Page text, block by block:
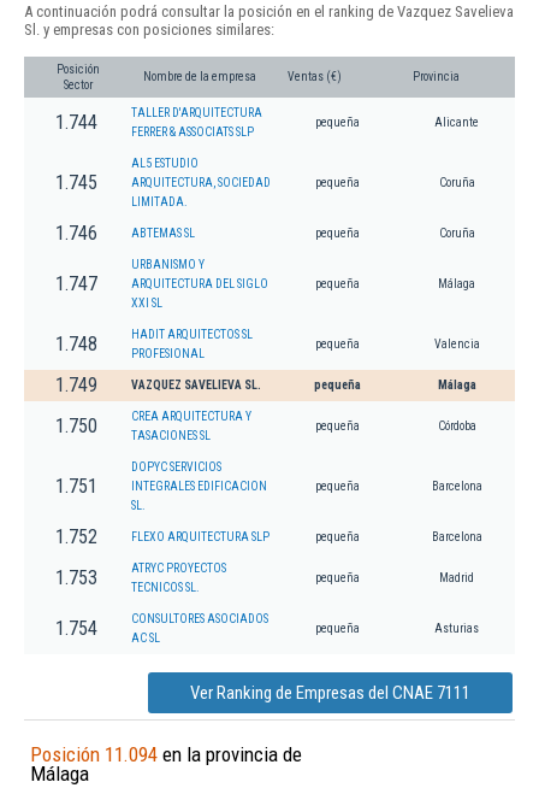
A continuación podrá consultar la posición en el ranking de Vazquez Savelieva
Sl. y empresas con posiciones similares:
Posición
Sector
Nombre de la empresa Ventas (€) Provincia
1.744
TALLER D'ARQUITECTURA
FERRER & ASSOCIATS SLP
pequeña Alicante
1.745
AL5 ESTUDIO
ARQUITECTURA, SOCIEDAD
LIMITADA.
pequeña Coruña
1.746 ABTEMAS SL pequeña Coruña
1.747
URBANISMO Y
ARQUITECTURA DEL SIGLO
XXI SL
pequeña Málaga
1.748
HADIT ARQUITECTOS SL
PROFESIONAL
pequeña Valencia
1.749 VAZQUEZ SAVELIEVA SL. pequeña Málaga
1.750
CREA ARQUITECTURA Y
TASACIONES SL
pequeña Córdoba
1.751
DOPYC SERVICIOS
INTEGRALES EDIFICACION
SL.
pequeña Barcelona
1.752 FLEXO ARQUITECTURA SLP pequeña Barcelona
1.753
ATRYC PROYECTOS
TECNICOS SL.
pequeña Madrid
1.754
CONSULTORES ASOCIADOS
AC SL
pequeña Asturias
Ver Ranking de Empresas del CNAE 7111
Posición 11.094 en la provincia de
Málaga